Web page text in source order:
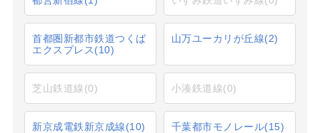
首都圏新都市鉄道つくば
エクスプレス(10)
山万ユーカリが丘線(2)
芝山鉄道線(0) 小湊鉄道線(0)
新京成電鉄新京成線(10) 千葉都市モノレール(15)